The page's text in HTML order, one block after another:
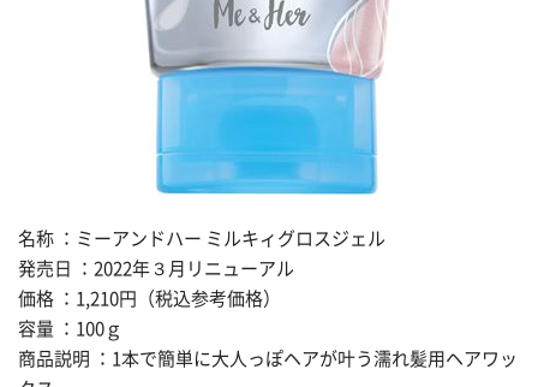
名称 ：ミーアンドハー ミルキィグロスジェル
発売日 ：2022年３月リニューアル
価格 ：1,210円（税込参考価格）
容量 ：100ｇ
商品説明 ：1本で簡単に大人っぽヘアが叶う濡れ髪用ヘアワッ